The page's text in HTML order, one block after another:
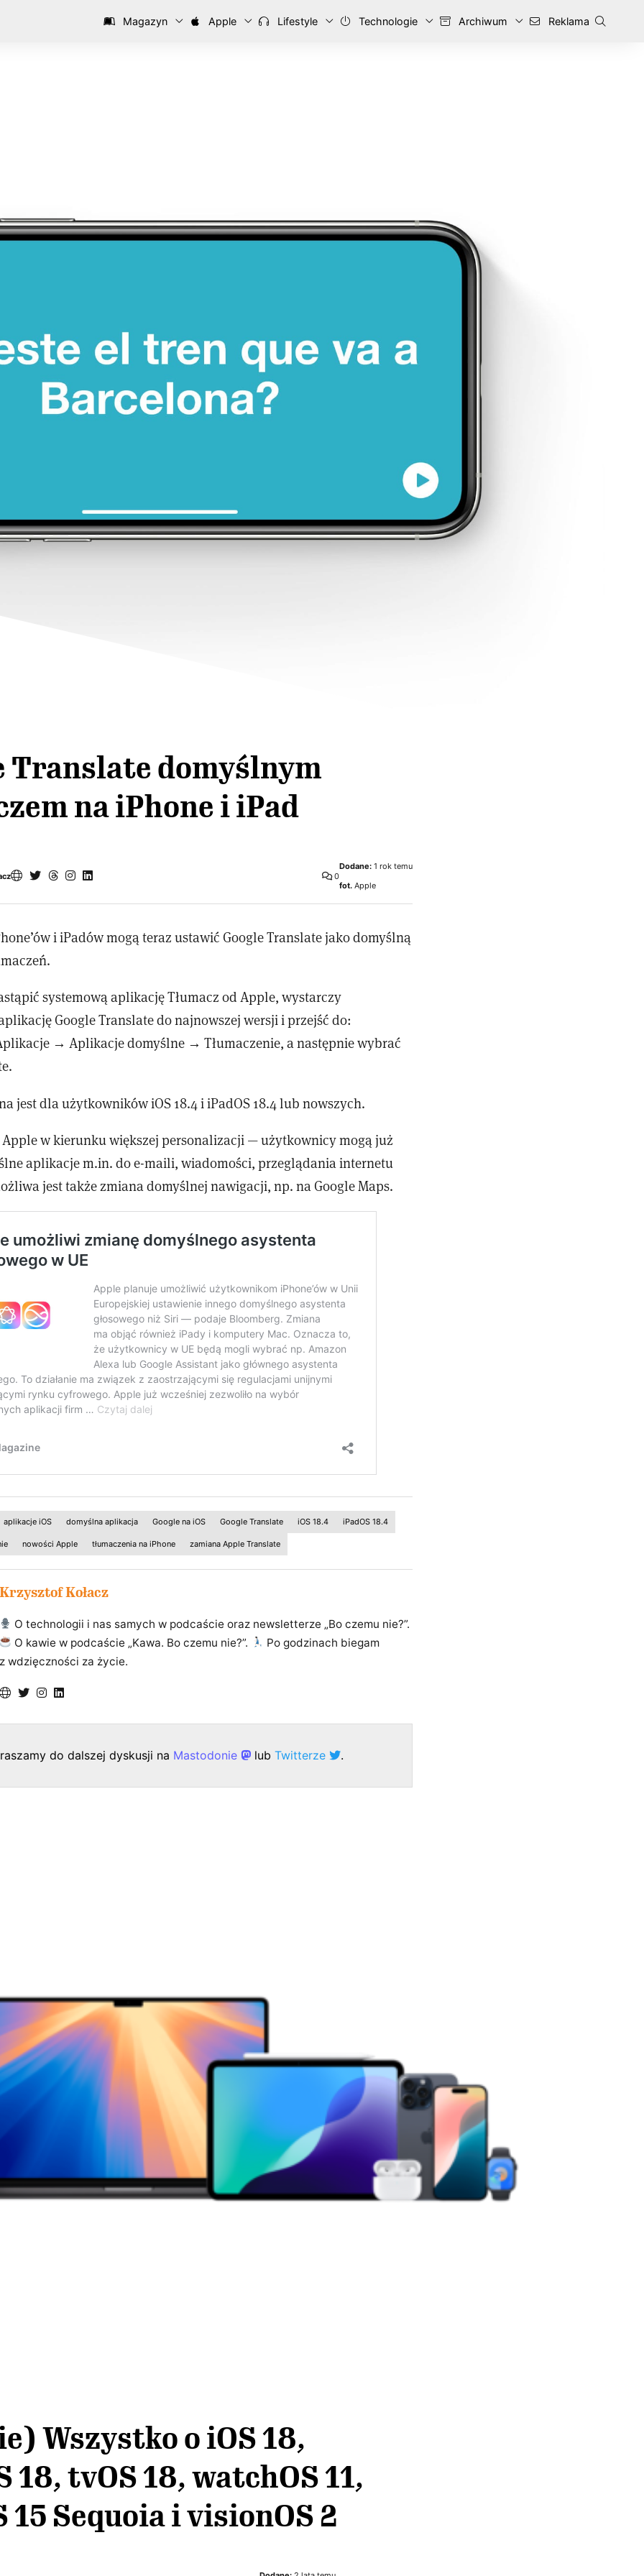
Magazyn Apple Lifestyle Technologie Archiwum Reklama
Translate domyślnym
na iPhone i iPad
0
Dodane: 1 rok temu
fot. Apple
i iPadów mogą teraz ustawić Google Translate jako domyślną
systemową aplikację Tłumacz od Apple, wystarczy
Google Translate do najnowszej wersji i przejść do:
→ Aplikacje domyślne → Tłumaczenie, a następnie wybrać
jest dla użytkowników iOS 18.4 i iPadOS 18.4 lub nowszych.
w kierunku większej personalizacji — użytkownicy mogą już
aplikacje m.in. do e-maili, wiadomości, przeglądania internetu
jest także zmiana domyślnej nawigacji, np. na Google Maps.
aplikacje iOS domyślna aplikacja Google na iOS Google Translate iOS 18.4 iPadOS 18.4
nowości Apple tłumaczenia na iPhone zamiana Apple Translate
Krzysztof Kołacz
O technologii i nas samych w podcaście oraz newsletterze „Bo czemu nie?”.
O kawie w podcaście „Kawa. Bo czemu nie?”.
Po godzinach biegam
z wdzięczności za życie.
do dalszej dyskusji na Mastodonie lub Twitterze .
Wszystko o iOS 18,
18, tvOS 18, watchOS 11,
15 Sequoia i visionOS 2